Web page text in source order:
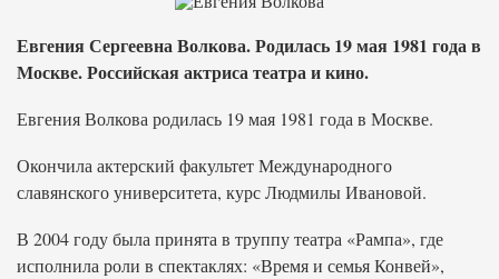
Евгения Сергеевна Волкова. Родилась 19 мая 1981 года в
Москве. Российская актриса театра и кино.
Евгения Волкова родилась 19 мая 1981 года в Москве.
Окончила актерский факультет Международного
славянского университета, курс Людмилы Ивановой.
В 2004 году была принята в труппу театра «Рампа», где
исполнила роли в спектаклях: «Время и семья Конвей»,